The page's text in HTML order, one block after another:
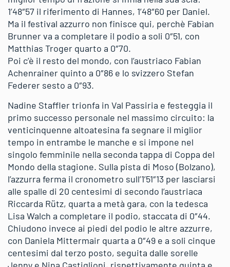
1’48″57 il riferimento di Hannes, 1’48″60 per Daniel.
Ma il festival azzurro non finisce qui, perchè Fabian
Brunner va a completare il podio a soli 0″51, con
Matthias Troger quarto a 0″70.
Poi c’è il resto del mondo, con l’austriaco Fabian
Achenrainer quinto a 0″86 e lo svizzero Stefan
Federer sesto a 0″93.
Nadine Staffler trionfa in Val Passiria e festeggia il
primo successo personale nel massimo circuito: la
venticinquenne altoatesina fa segnare il miglior
tempo in entrambe le manche e si impone nel
singolo femminile nella seconda tappa di Coppa del
Mondo della stagione. Sulla pista di Moso (Bolzano),
l’azzurra ferma il cronometro sull’1’51″13 per lasciarsi
alle spalle di 20 centesimi di secondo l’austriaca
Riccarda Rütz, quarta a metà gara, con la tedesca
Lisa Walch a completare il podio, staccata di 0″44.
Chiudono invece ai piedi del podio le altre azzurre,
con Daniela Mittermair quarta a 0″49 e a soli cinque
centesimi dal terzo posto, seguita dalle sorelle